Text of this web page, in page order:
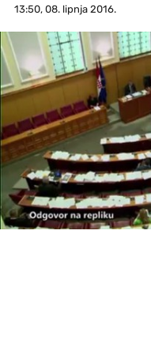
13:50, 08. lipnja 2016.